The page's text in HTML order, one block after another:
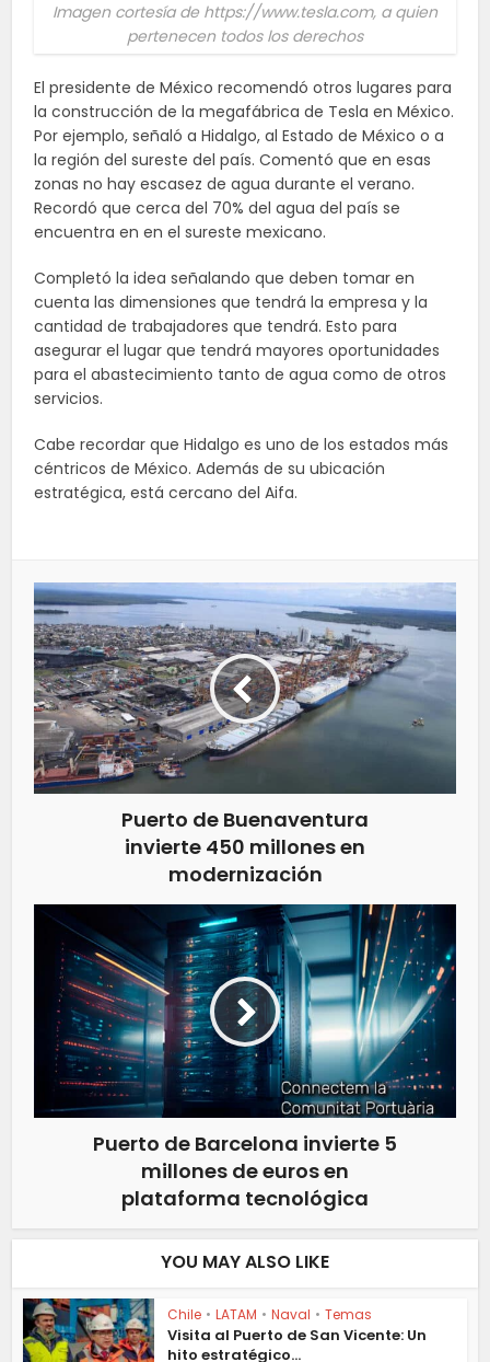
Imagen cortesía de https://www.tesla.com, a quien
pertenecen todos los derechos
El presidente de México recomendó otros lugares para
la construcción de la megafábrica de Tesla en México.
Por ejemplo, señaló a Hidalgo, al Estado de México o a
la región del sureste del país. Comentó que en esas
zonas no hay escasez de agua durante el verano.
Recordó que cerca del 70% del agua del país se
encuentra en en el sureste mexicano.
Completó la idea señalando que deben tomar en
cuenta las dimensiones que tendrá la empresa y la
cantidad de trabajadores que tendrá. Esto para
asegurar el lugar que tendrá mayores oportunidades
para el abastecimiento tanto de agua como de otros
servicios.
Cabe recordar que Hidalgo es uno de los estados más
céntricos de México. Además de su ubicación
estratégica, está cercano del Aifa.
Puerto de Buenaventura
invierte 450 millones en
modernización
Puerto de Barcelona invierte 5
millones de euros en
plataforma tecnológica
YOU MAY ALSO LIKE
Chile • LATAM • Naval • Temas
Visita al Puerto de San Vicente: Un
hito estratégico...